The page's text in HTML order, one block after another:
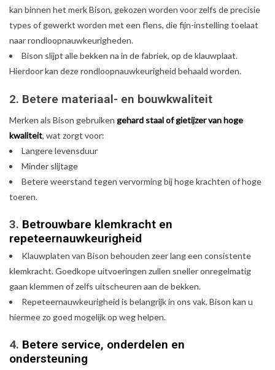
kan binnen het merk Bison, gekozen worden voor zelfs de precisie
types of gewerkt worden met een flens, die fijn-instelling toelaat
naar rondloopnauwkeurigheden.
Bison slijpt alle bekken na in de fabriek, op de klauwplaat.
Hierdoor kan deze rondloopnauwkeurigheid behaald worden.
2. Betere materiaal- en bouwkwaliteit
Merken als Bison gebruiken gehard staal of gietijzer van hoge
kwaliteit, wat zorgt voor:
Langere levensduur
Minder slijtage
Betere weerstand tegen vervorming bij hoge krachten of hoge
toeren.
3. Betrouwbare klemkracht en
repeteernauwkeurigheid
Klauwplaten van Bison behouden zeer lang een consistente
klemkracht. Goedkope uitvoeringen zullen sneller onregelmatig
gaan klemmen of zelfs uitscheuren aan de bekken.
Repeteernauwkeurigheid is belangrijk in ons vak. Bison kan u
hiermee zo goed mogelijk op weg helpen.
4. Betere service, onderdelen en
ondersteuning